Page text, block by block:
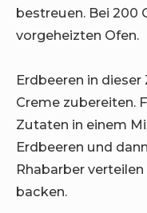
bestreuen. Bei 200
vorgeheizten Ofen.
Erdbeeren in
Creme zubereiten.
Zutaten in einem
Erdbeeren und
Rhabarber
backen.